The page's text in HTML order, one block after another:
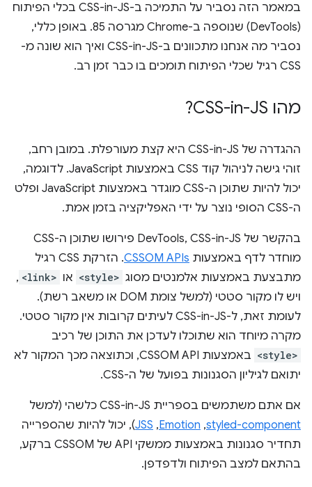
במאמר הזה נסביר על התמיכה ב-CSS-in-JS בכלי הפיתוח
(DevTools) שנוספה ב-Chrome מגרסה 85. באופן כללי,
נסביר מה אנחנו מתכוונים ב-CSS-in-JS ואיך הוא שונה מ-
CSS רגיל שכלי הפיתוח תומכים בו כבר זמן רב.
מהו CSS-in-JS?
ההגדרה של CSS-in-JS היא קצת מעורפלת. במובן רחב,
זוהי גישה לניהול קוד CSS באמצעות JavaScript. לדוגמה,
יכול להיות שתוכן ה-CSS מוגדר באמצעות JavaScript ופלט
ה-CSS הסופי נוצר על ידי האפליקציה בזמן אמת.
בהקשר של DevTools, CSS-in-JS פירושו שתוכן ה-CSS
מוחדר לדף באמצעות CSSOM APIs
. הזרקת CSS רגיל
מתבצעת באמצעות אלמנטים מסוג <style> או <link>
,
ויש לו מקור סטטי (למשל צומת DOM או משאב רשת).
לעומת זאת, ל-CSS-in-JS לעיתים קרובות אין מקור סטטי.
מקרה מיוחד הוא שתוכלו לעדכן את התוכן של רכיב
<style>
באמצעות CSSOM API, וכתוצאה מכך המקור לא
יתואם לגיליון הסגנונות בפועל של ה-CSS.
אם אתם משתמשים בספריית CSS-in-JS כלשהי (למשל
styled-component
,‏
Emotion
,‏
JSS), יכול להיות שהספרייה
תחדיר סגנונות באמצעות ממשקי API של CSSOM ברקע,
בהתאם למצב הפיתוח ולדפדפן.